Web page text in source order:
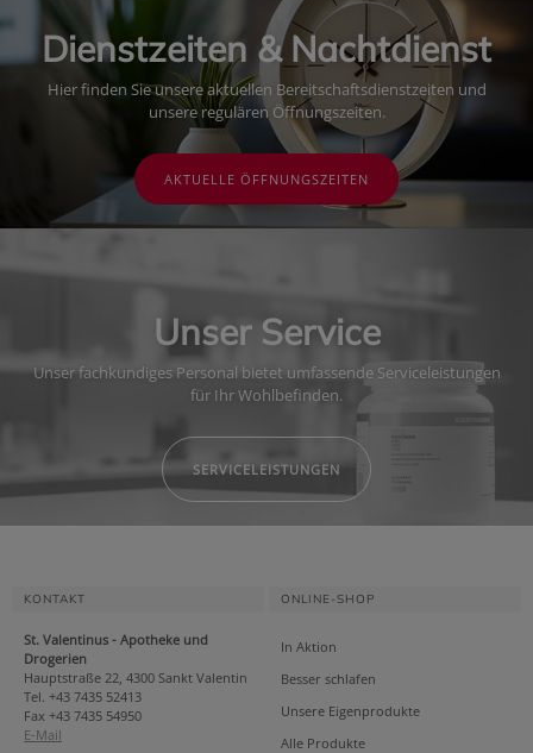
Dienstzeiten & Nachtdienst
Hier finden Sie unsere aktuellen Bereitschaftsdienstzeiten und
unsere regulären Öffnungszeiten.
AKTUELLE ÖFFNUNGSZEITEN
Unser Service
Unser fachkundiges Personal bietet umfassende Serviceleistungen
für Ihr Wohlbefinden.
SERVICELEISTUNGEN
KONTAKT
St. Valentinus - Apotheke und
Drogerien
Hauptstraße 22, 4300 Sankt Valentin
Tel. +43 7435 52413
Fax +43 7435 54950
E-Mail
ONLINE-SHOP
In Aktion
Besser schlafen
Unsere Eigenprodukte
Alle Produkte